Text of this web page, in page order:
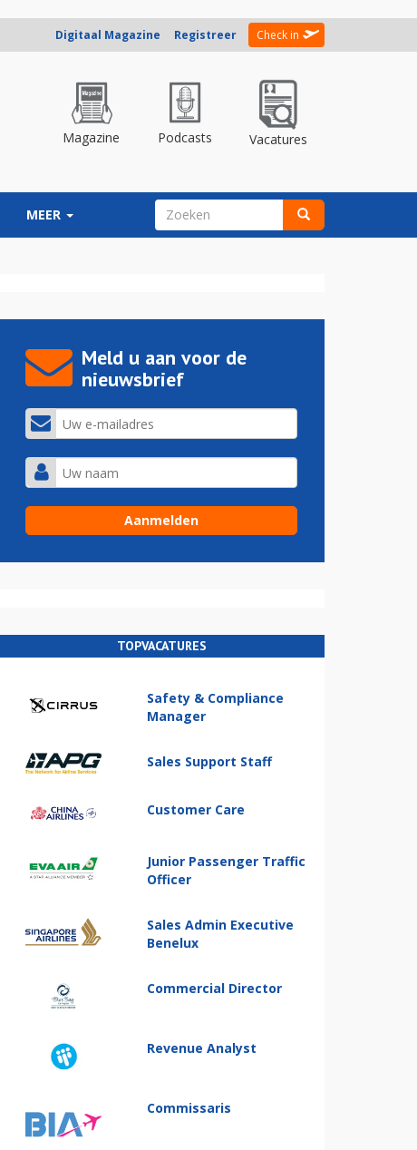
Digitaal Magazine Registreer Check in
Magazine Podcasts Vacatures
MEER ZOEKVELD
Meld u aan voor de
nieuwsbrief
TOPVACATURES
Safety & Compliance
Manager
Sales Support Staff
Customer Care
Junior Passenger Traffic
Officer
Sales Admin Executive
Benelux
Commercial Director
Revenue Analyst
Commissaris